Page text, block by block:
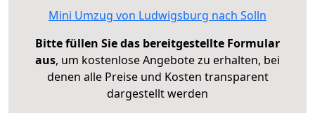
Mini Umzug von Ludwigsburg nach Solln
Bitte füllen Sie das bereitgestellte Formular
aus, um kostenlose Angebote zu erhalten, bei
denen alle Preise und Kosten transparent
dargestellt werden